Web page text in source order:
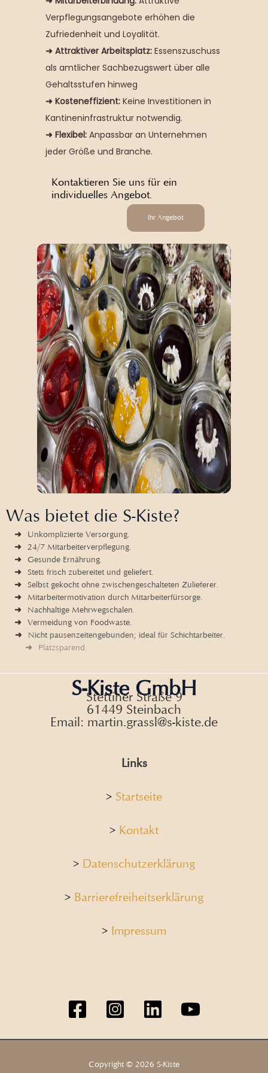
Verpflegungsangebote erhöhen die
Zufriedenheit und Loyalität.
➜ Attraktiver Arbeitsplatz:Essenszuschuss
als amtlicher Sachbezugswert über alle
Gehaltsstufen hinweg
➜ Kosteneffizient:Keine Investitionen in
Kantineninfrastruktur notwendig.
➜ Flexibel:Anpassbar an Unternehmen
jeder Größe und Branche.
Kontaktieren Sie uns für ein
individuelles Angebot.​
Ihr Angebot
Was bietet die S-Kiste?
Unkomplizierte Versorgung.
24/7 Mitarbeiterverpflegung.
Gesunde Ernährung.
Stets frisch zubereitet und geliefert.
Selbst gekocht ohne zwischengeschalteten Zulieferer.
Mitarbeitermotivation durch Mitarbeiterfürsorge.
Nachhaltige Mehrwegschalen.
Vermeidung von Foodwaste.
Nicht pausenzeitengebunden; ideal für Schichtarbeiter.
Platzsparend.
S-Kiste GmbH
Stettiner Straße 9
61449 Steinbach
Email: martin.grassl@s-kiste.de
Links
> Startseite
> Kontakt
> Datenschutzerklärung
> Barrierefreiheitserklärung
> Impressum
Copyright © 2026 S-Kiste